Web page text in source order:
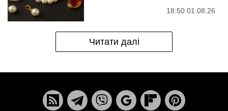
18:50 01.08.26
Читати далі